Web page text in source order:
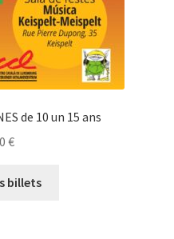
de 10 un 15 ans
€
billets